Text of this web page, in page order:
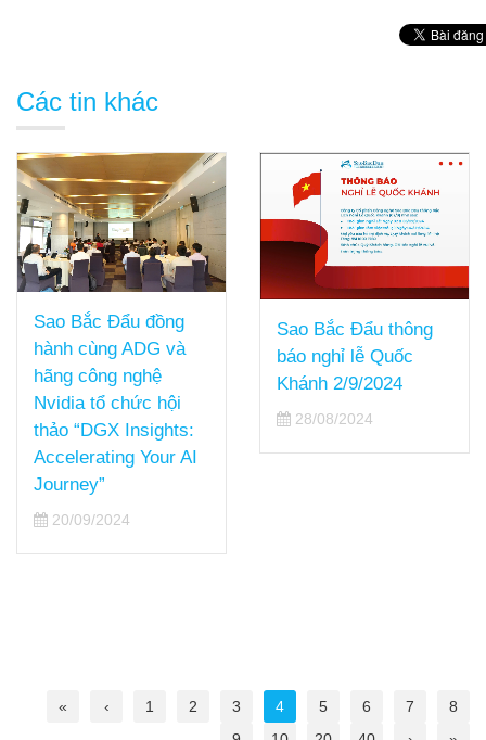
Các tin khác
Sao Bắc Đẩu đồng
hành cùng ADG và
hãng công nghệ
Nvidia tổ chức hội
thảo “DGX Insights:
Accelerating Your AI
Journey”
20/09/2024
Sao Bắc Đẩu thông
báo nghỉ lễ Quốc
Khánh 2/9/2024
28/08/2024
« ‹ 1 2 3 4 5 6 7
8